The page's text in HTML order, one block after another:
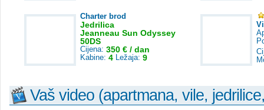
Charter brod
Jedrilica
Jeanneau Sun Odyssey
50DS
Cijena: 350 € / dan
Kabine: 4 Ležaja: 9
Vaš video (apartmana, vile,